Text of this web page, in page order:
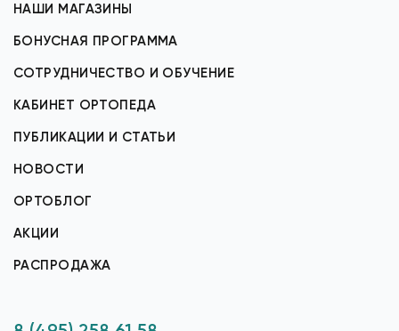
НАШИ МАГАЗИНЫ
БОНУСНАЯ ПРОГРАММА
СОТРУДНИЧЕСТВО И ОБУЧЕНИЕ
КАБИНЕТ ОРТОПЕДА
ПУБЛИКАЦИИ И СТАТЬИ
НОВОСТИ
ОРТОБЛОГ
АКЦИИ
РАСПРОДАЖА